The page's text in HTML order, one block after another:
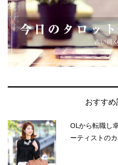
おすす
OLから転職し
ーティストの